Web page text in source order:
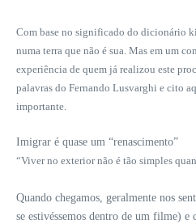
Com base no significado do dicionário
numa terra que não é sua. Mas em um
experiência de quem já realizou este
palavras do Fernando Lusvarghi e cito
importante.
Imigrar é quase um “renascimento”
“Viver no exterior não é tão simples
Quando chegamos, geralmente nos
se estivéssemos dentro de um filme) e